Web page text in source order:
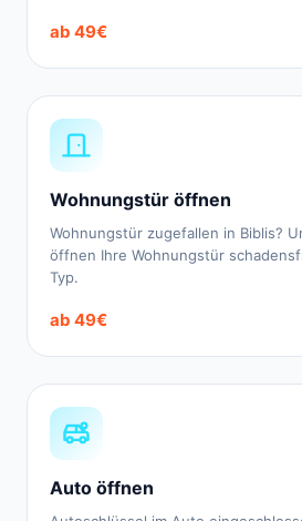
ab 49€
Wohnungstür öffnen
Wohnungstür zugefallen in Biblis?
öffnen Ihre Wohnungstür
Typ.
ab 49€
Auto öffnen